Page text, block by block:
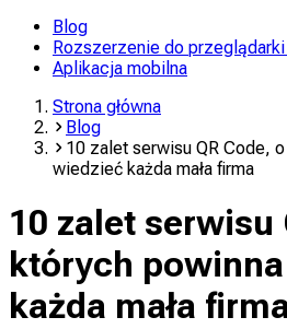
Blog
Rozszerzenie do
Aplikacja mobilna
Strona główna
Blog
10 zalet serwisu QR Code,
wiedzieć każda mała firma
10 zalet serwisu
których
każda mała